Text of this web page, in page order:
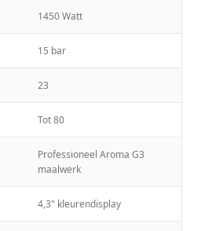
1450 Watt
15 bar
23
Tot 80
Professioneel Aroma G3
maalwerk
4,3" kleurendisplay